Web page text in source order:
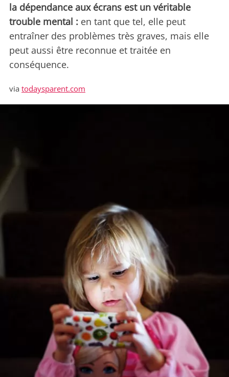
la dépendance aux écrans est un véritable
trouble mental : en tant que tel, elle peut
entraîner des problèmes très graves, mais elle
peut aussi être reconnue et traitée en
conséquence.
via todaysparent.com